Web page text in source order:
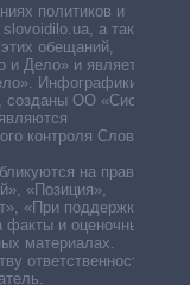
политиков и
а также
обещаний,
Дело» и является
Инфографики,
ОО «Система
контроля Слово и
на правах
«Позиция»,
«При поддержке».
факты и оценочные
материалах.
ответственность за